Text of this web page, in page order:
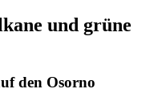
und grüne
den Osorno